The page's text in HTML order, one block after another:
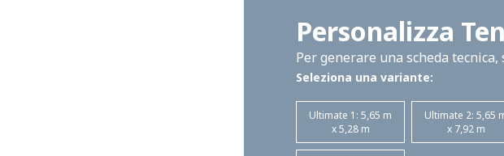
Personalizza
Per generare una scheda
Seleziona una variante:
Ultimate 1: 5,65 m
x 5,28 m
Ultimate 2: 5,65
x 7,92 m